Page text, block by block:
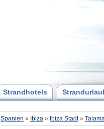
Strandhotels
Spanien » Ibiza » Ibiza Stadt »